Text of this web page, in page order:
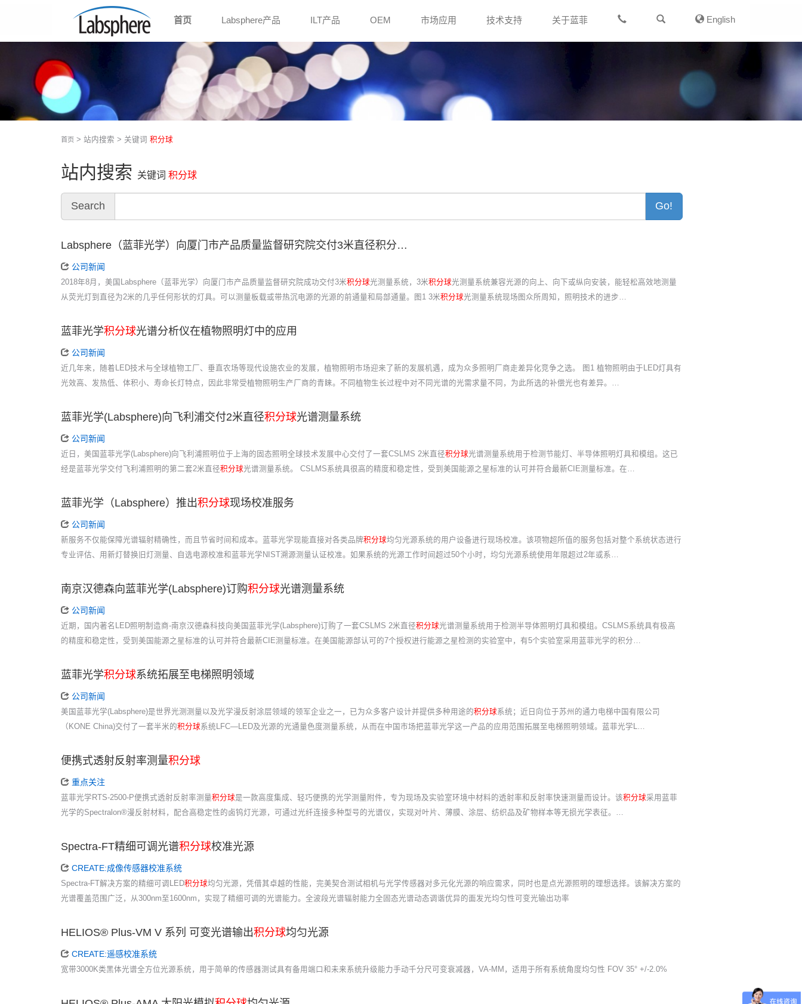
首页 Labsphere产品 ILT产品 OEM 市场应用 技术支持 关于蓝菲 English
首页 > 站内搜索 > 关键词 积分球
站内搜索 关键词 积分球
Search Go!
Labsphere（蓝菲光学）向厦门市产品质量监督研究院交付3米直径积分…
公司新闻
2018年8月，美国Labsphere（蓝菲光学）向厦门市产品质量监督研究院成功交付3米积分球光测量系统，3米积分球光测量系统兼容光源的向上、向下或纵向安装，能轻松高效地测量
从荧光灯到直径为2米的几乎任何形状的灯具。可以测量板载或带热沉电源的光源的前通量和局部通量。图1 3米积分球光测量系统现场图众所周知，照明技术的进步…
蓝菲光学积分球光谱分析仪在植物照明灯中的应用
公司新闻
近几年来，随着LED技术与全球植物工厂、垂直农场等现代设施农业的发展，植物照明市场迎来了新的发展机遇，成为众多照明厂商走差异化竞争之选。 图1 植物照明由于LED灯具有
光效高、发热低、体积小、寿命长灯特点，因此非常受植物照明生产厂商的青睐。不同植物生长过程中对不同光谱的光需求量不同，为此所选的补偿光也有差异。…
蓝菲光学(Labsphere)向飞利浦交付2米直径积分球光谱测量系统
公司新闻
近日，美国蓝菲光学(Labsphere)向飞利浦照明位于上海的固态照明全球技术发展中心交付了一套CSLMS 2米直径积分球光谱测量系统用于检测节能灯、半导体照明灯具和模组。这已
经是蓝菲光学交付飞利浦照明的第二套2米直径积分球光谱测量系统。 CSLMS系统具很高的精度和稳定性，受到美国能源之星标准的认可并符合最新CIE测量标准。在…
蓝菲光学（Labsphere）推出积分球现场校准服务
公司新闻
新服务不仅能保障光谱辐射精确性，而且节省时间和成本。蓝菲光学现能直接对各类品牌积分球均匀光源系统的用户设备进行现场校准。该项物超所值的服务包括对整个系统状态进行
专业评估、用新灯替换旧灯测量、自选电源校准和蓝菲光学NIST溯源测量认证校准。如果系统的光源工作时间超过50个小时，均匀光源系统使用年限超过2年或系…
南京汉德森向蓝菲光学(Labsphere)订购积分球光谱测量系统
公司新闻
近期，国内著名LED照明制造商-南京汉德森科技向美国蓝菲光学(Labsphere)订购了一套CSLMS 2米直径积分球光谱测量系统用于检测半导体照明灯具和模组。CSLMS系统具有极高
的精度和稳定性，受到美国能源之星标准的认可并符合最新CIE测量标准。在美国能源部认可的7个授权进行能源之星检测的实验室中，有5个实验室采用蓝菲光学的积分…
蓝菲光学积分球系统拓展至电梯照明领域
公司新闻
美国蓝菲光学(Labsphere)是世界光测测量以及光学漫反射涂层领域的领军企业之一，已为众多客户设计并提供多种用途的积分球系统；近日向位于苏州的通力电梯中国有限公司
（KONE China)交付了一套半米的积分球系统LFC—LED及光源的光通量色度测量系统，从而在中国市场把蓝菲光学这一产品的应用范围拓展至电梯照明领域。蓝菲光学L…
便携式透射反射率测量积分球
重点关注
蓝菲光学RTS-2500-P便携式透射反射率测量积分球是一款高度集成、轻巧便携的光学测量附件，专为现场及实验室环境中材料的透射率和反射率快速测量而设计。该积分球采用蓝菲
光学的Spectralon®漫反射材料，配合高稳定性的卤钨灯光源，可通过光纤连接多种型号的光谱仪，实现对叶片、薄膜、涂层、纺织品及矿物样本等无损光学表征。…
Spectra-FT精细可调光谱积分球校准光源
CREATE:成像传感器校准系统
Spectra-FT解决方案的精细可调LED积分球均匀光源，凭借其卓越的性能，完美契合测试相机与光学传感器对多元化光源的响应需求，同时也是点光源照明的理想选择。该解决方案的
光谱覆盖范围广泛，从300nm至1600nm，实现了精细可调的光谱能力。全波段光谱辐射能力全固态光谱动态调谐优异的面发光均匀性可变光输出功率
HELIOS® Plus-VM V 系列 可变光谱输出积分球均匀光源
CREATE:遥感校准系统
宽带3000K类黑体光谱全方位光源系统，用于简单的传感器测试具有备用端口和未来系统升级能力手动千分尺可变衰减器，VA-MM，适用于所有系统角度均匀性 FOV 35° +/-2.0%